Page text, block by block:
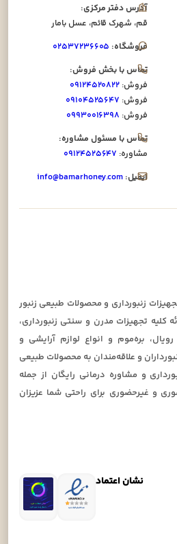
نشان اعتماد
آدرس دفتر مرکزی:
قم، شهرک قائم، عسل بامار
فروشگاه: ۰۲۵۳۷۲۳۶۶۰۵
تماس با بخش فروش:
فروش: ۰۹۱۲۴۵۲۰۸۲۲
فروش: ۰۹۱۰۴۵۲۵۶۴۷
فروش: ۰۹۹۳۰۰۱۶۳۹۸
تماس با مسئول مشاوره:
مشاوره: ۰۹۱۲۴۵۲۵۶۴۷
ایمیل: info@bamarhoney.com
زنبورداری و محصولات طبیعی زنبور
کلیه تجهیزات مدرن و سنتی زنبورداری،
بره‌موم و انواع لوازم آرایشی و
و علاقه‌مندان به محصولات طبیعی
و مشاوره درمانی رایگان از جمله
و غیرحضوری برای راحتی شما عزیزان